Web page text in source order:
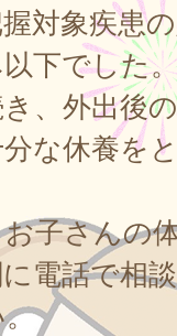
対象疾患
下でした
、外出後
な休養を
お子さんの
電話で相